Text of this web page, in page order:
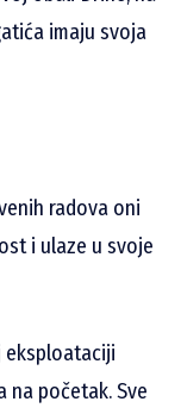
imaju svoja
radova oni
i ulaze u svoje
eksploataciji
na početak. Sve